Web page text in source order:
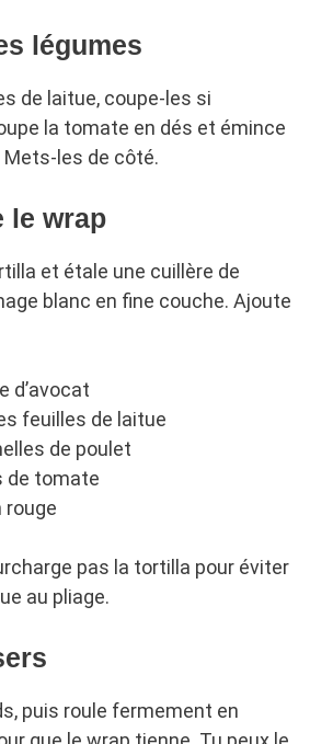
légumes
de laitue, coupe-les si
la tomate en dés et émince
Mets-les de côté.
le wrap
et étale une cuillère de
blanc en fine couche. Ajoute
d’avocat
feuilles de laitue
de poulet
de tomate
rouge
pas la tortilla pour éviter
au pliage.
puis roule fermement en